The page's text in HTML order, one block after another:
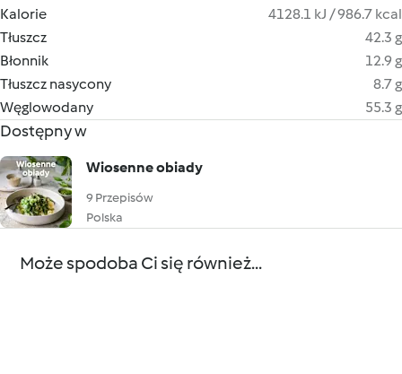
Kalorie
4128.1 kJ / 986.7 kcal
Tłuszcz
42.3 g
Błonnik
12.9 g
Tłuszcz nasycony
8.7 g
Węglowodany
55.3 g
Dostępny w
Wiosenne obiady
9 Przepisów
Polska
Może spodoba Ci się również...